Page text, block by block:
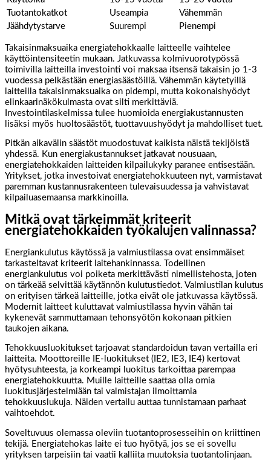
Tuotantokatkot
Useampia
Vähemmän
Jäähdytystarve
Suurempi Pienempi
Takaisinmaksuaika energiatehokkaalle laitteelle vaihtelee
käyttöintensiteetin mukaan. Jatkuvassa kolmivuorotypössä
toimivilla laitteilla investointi voi maksaa itsensä takaisin jo 1-3
vuodessa pelkästään energiasäästöillä. Vähemmän käytetyillä
laitteilla takaisinmaksuaika on pidempi, mutta kokonaishyödyt
elinkaarinäkökulmasta ovat silti merkittäviä.
Investointilaskelmissa tulee huomioida energiakustannusten
lisäksi myös huoltosäästöt, tuottavuushyödyt ja mahdolliset tuet.
Pitkän aikavälin säästöt muodostuvat kaikista näistä tekijöistä
yhdessä. Kun energiakustannukset jatkavat nousuaan,
energiatehokkaiden laitteiden kilpailukyky paranee entisestään.
Yritykset, jotka investoivat energiatehokkuuteen nyt, varmistavat
paremman kustannusrakenteen tulevaisuudessa ja vahvistavat
kilpailuasemaansa markkinoilla.
Mitkä ovat tärkeimmät kriteerit
energiatehokkaiden työkalujen valinnassa?
Energiankulutus käytössä ja valmiustilassa ovat ensimmäiset
tarkasteltavat kriteerit laitehankinnassa. Todellinen
energiankulutus voi poiketa merkittävästi nimellistehosta, joten
on tärkeää selvittää käytännön kulutustiedot. Valmiustilan kulutus
on erityisen tärkeä laitteille, jotka eivät ole jatkuvassa käytössä.
Modernit laitteet kuluttavat valmiustilassa hyvin vähän tai
kykenevät sammuttamaan tehonsyötön kokonaan pitkien
taukojen aikana.
Tehokkuusluokitukset tarjoavat standardoidun tavan vertailla eri
laitteita. Moottoreille IE-luokitukset (IE2, IE3, IE4) kertovat
hyötysuhteesta, ja korkeampi luokitus tarkoittaa parempaa
energiatehokkuutta. Muille laitteille saattaa olla omia
luokitusjärjestelmiään tai valmistajan ilmoittamia
tehokkuuslukuja. Näiden vertailu auttaa tunnistamaan parhaat
vaihtoehdot.
Soveltuvuus olemassa oleviin tuotantoprosesseihin on kriittinen
tekijä. Energiatehokas laite ei tuo hyötyä, jos se ei sovellu
yrityksen tarpeisiin tai vaatii kalliita muutoksia tuotantolinjaan.